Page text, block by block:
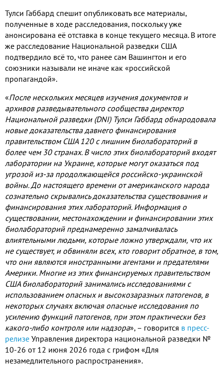
Тулси Габбард спешит опубликовать все материалы,
полученные в ходе расследования, поскольку уже
анонсирована её отставка в конце текущего месяца. В итоге
же расследование Национальной разведки США
подтвердило всё то, что ранее сам Вашингтон и его
союзники называли не иначе как «российской
пропагандой».
«После нескольких месяцев изучения документов и
архивов разведывательного сообщества директор
Национальной разведки (DNI) Тулси Габбард обнародовала
новые доказательства давнего финансирования
правительством США 120 с лишним биолабораторий в
более чем 30 странах. В число этих биолабораторий входят
лаборатории на Украине, которые могут оказаться под
угрозой из-за продолжающейся российско-украинской
войны. До настоящего времени от американского народа
сознательно скрывались доказательства существования и
финансирования этих лабораторий. Информация о
существовании, местонахождении и финансировании этих
биолабораторий преднамеренно замалчивалась
влиятельными людьми, которые ложно утверждали, что их
не существует, и обвиняли всех, кто говорит обратное, в том,
что они являются иностранными агентами и предателями
Америки. Многие из этих финансируемых правительством
США биолабораторий занимались исследованиями с
использованием опасных и высокозаразных патогенов, в
некоторых случаях включая опасные исследования по
усилению функций патогенов, при этом практически без
какого-либо контроля или надзора», – говорится в пресс-
релизе Управления директора национальной разведки №
10-26 от 12 июня 2026 года с грифом «Для
незамедлительного распространения».